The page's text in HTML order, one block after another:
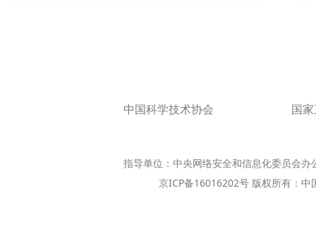
中国科学技术协会 国
指导单位：中央网络安全和信息化委员会
京ICP备16016202号 版权所有：